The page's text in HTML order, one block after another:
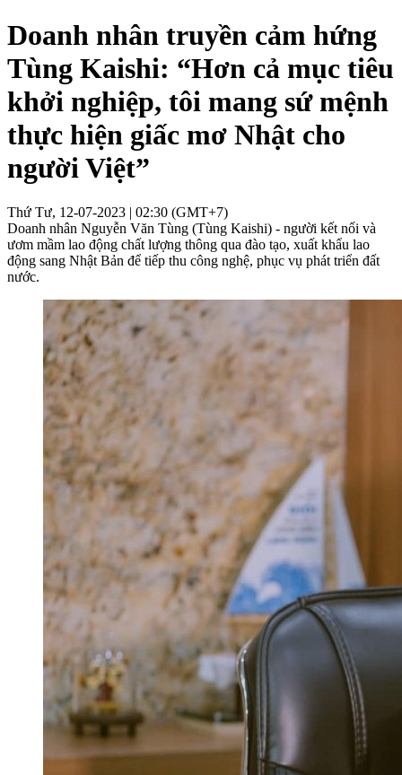
Doanh nhân truyền cảm hứng
Tùng Kaishi: “Hơn cả mục tiêu
khởi nghiệp, tôi mang sứ mệnh
thực hiện giấc mơ Nhật cho
người Việt”
Thứ Tư, 12-07-2023 | 02:30 (GMT+7)
Doanh nhân Nguyễn Văn Tùng (Tùng Kaishi) - người kết nối và
ươm mầm lao động chất lượng thông qua đào tạo, xuất khẩu lao
động sang Nhật Bản để tiếp thu công nghệ, phục vụ phát triển đất
nước.